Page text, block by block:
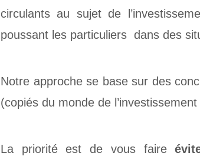
circulants au sujet de
poussant les particuliers dans des
Notre approche se base sur des
(copiés du monde de
La priorité est de vous faire